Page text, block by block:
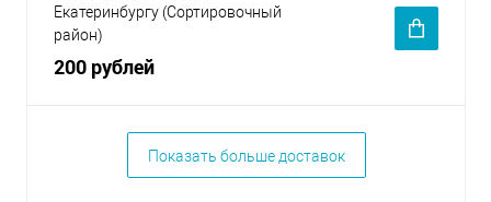
Екатеринбургу (Сортировочный
район)
200 рублей
Показать больше доставок